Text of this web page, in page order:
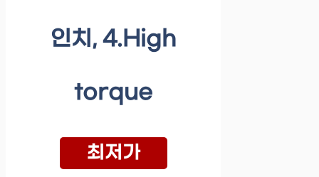
인치, 4.High
torque
최저가